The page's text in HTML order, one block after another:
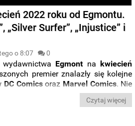
2022 roku od Egmontu.
„Silver Surfer”, „Injustice” i
o 8:07 0
Egmontna kwiecień
premier znalazły się kolejne
DC Comicsoraz Marvel Comics. Nie
serii skierowanych do młodszych
znajdziecie poniżej.Czytaj więcej